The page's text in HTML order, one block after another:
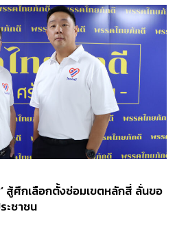
สู้ศึกเลือกตั้งซ่อมเขตหลักสี่ ลั่นขอ
ะชาชน